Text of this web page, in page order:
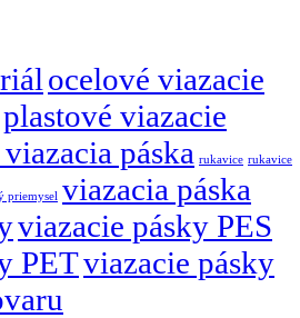
ocelové viazacie
plastové viazacie
páska rukavice rukavice
priemysel viazacia páska
viazacie pásky PES
PETviazacie pásky